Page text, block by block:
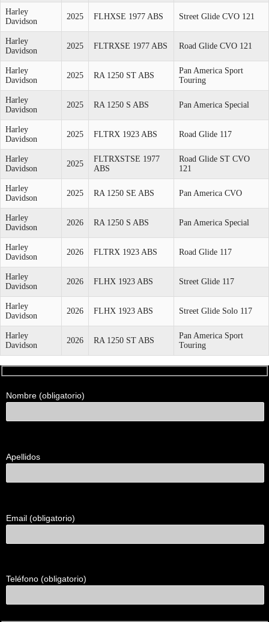
Harley
Davidson
2025 FLHXSE 1977 ABS Street Glide CVO 121
Harley
Davidson
2025 FLTRXSE 1977 ABS Road Glide CVO 121
Harley
Davidson
2025 RA 1250 ST ABS
Pan America Sport
Touring
Harley
Davidson
2025 RA 1250 S ABS Pan America Special
Harley
Davidson
2025 FLTRX 1923 ABS Road Glide 117
Harley
Davidson
2025
FLTRXSTSE 1977
ABS
Road Glide ST CVO
121
Harley
Davidson
2025 RA 1250 SE ABS Pan America CVO
Harley
Davidson
2026 RA 1250 S ABS Pan America Special
Harley
Davidson
2026 FLTRX 1923 ABS Road Glide 117
Harley
Davidson
2026 FLHX 1923 ABS Street Glide 117
Harley
Davidson
2026 FLHX 1923 ABS Street Glide Solo 117
Harley
Davidson
2026 RA 1250 ST ABS
Pan America Sport
Touring
deNombre (obligatorio)
Apellidos
Email (obligatorio)
Teléfono (obligatorio)